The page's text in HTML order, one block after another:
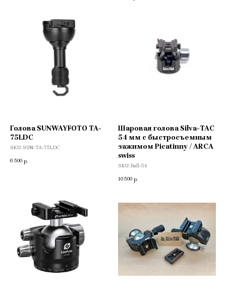
Голова SUNWAYFOTO TA-
75LDC
SKU: SUN-TA-75LDC
6 500 р.
Шаровая голова Silva-TAC
54 мм с быстросъемным
зажимом Picatinny / ARCA
swiss
SKU:Ball-54
10 500 р.